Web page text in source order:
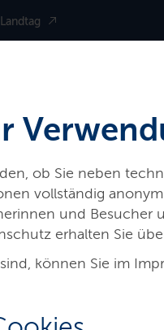
ob Sie neben
vollständig
und Besucher
erhalten Sie
können Sie im
Landtag